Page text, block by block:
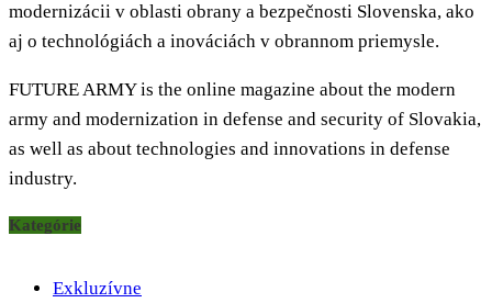
modernizácii v oblasti obrany a bezpečnosti Slovenska, ako
aj o technológiách a inováciách v obrannom priemysle.
FUTURE ARMY is the online magazine about the modern
army and modernization in defense and security of Slovakia,
as well as about technologies and innovations in defense
industry.
Kategórie
Exkluzívne